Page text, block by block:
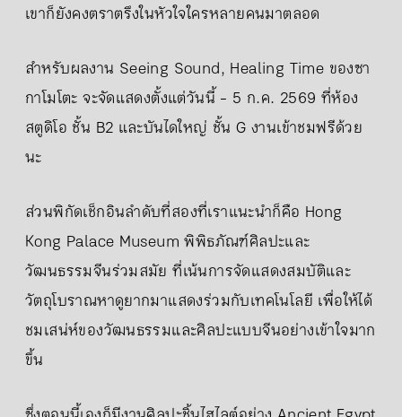
เขาก็ยังคงตราตรึงในหัวใจใครหลายคนมาตลอด
สำหรับผลงาน Seeing Sound, Healing Time ของซา
กาโมโตะ จะจัดแสดงตั้งแต่วันนี้ - 5 ก.ค. 2569 ที่ห้อง
สตูดิโอ ชั้น B2 และบันไดใหญ่ ชั้น G งานเข้าชมฟรีด้วย
นะ
ส่วนพิกัดเช็กอินลำดับที่สองที่เราแนะนำก็คือ Hong
Kong Palace Museum พิพิธภัณฑ์ศิลปะและ
วัฒนธรรมจีนร่วมสมัย ที่เน้นการจัดแสดงสมบัติและ
วัตถุโบราณหาดูยากมาแสดงร่วมกับเทคโนโลยี เพื่อให้ได้
ชมเสน่ห์ของวัฒนธรรมและศิลปะแบบจีนอย่างเข้าใจมาก
ขึ้น